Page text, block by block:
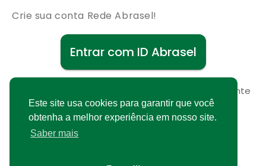
Este site usa cookies para garantir que você
obtenha a melhor experiência em nosso site.
Saber mais
Crie sua conta Rede Abrasel!
Entrar com ID Abrasel
Cadastre-se gratuitamente